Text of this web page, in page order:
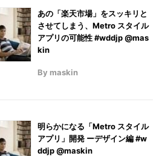
あの「楽天市場」をスッキリと
させてしまう、Metro スタイル
アプリの可能性 #wddjp @mas
kin
By maskin
明らかになる「Metro スタイル
アプリ」開発 ーデザイン編 #w
ddjp @maskin